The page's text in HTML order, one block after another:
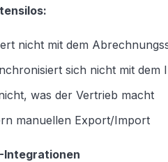
nicht mit dem
sich nicht mit dem
was der Vertrieb macht
manuellen Export/Import
Integrationen